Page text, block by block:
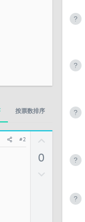
按票数排序
#2
0